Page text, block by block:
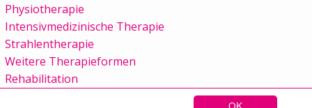
OK
Physiotherapie
Intensivmedizinische Therapie
Strahlentherapie
Weitere Therapieformen
Rehabilitation